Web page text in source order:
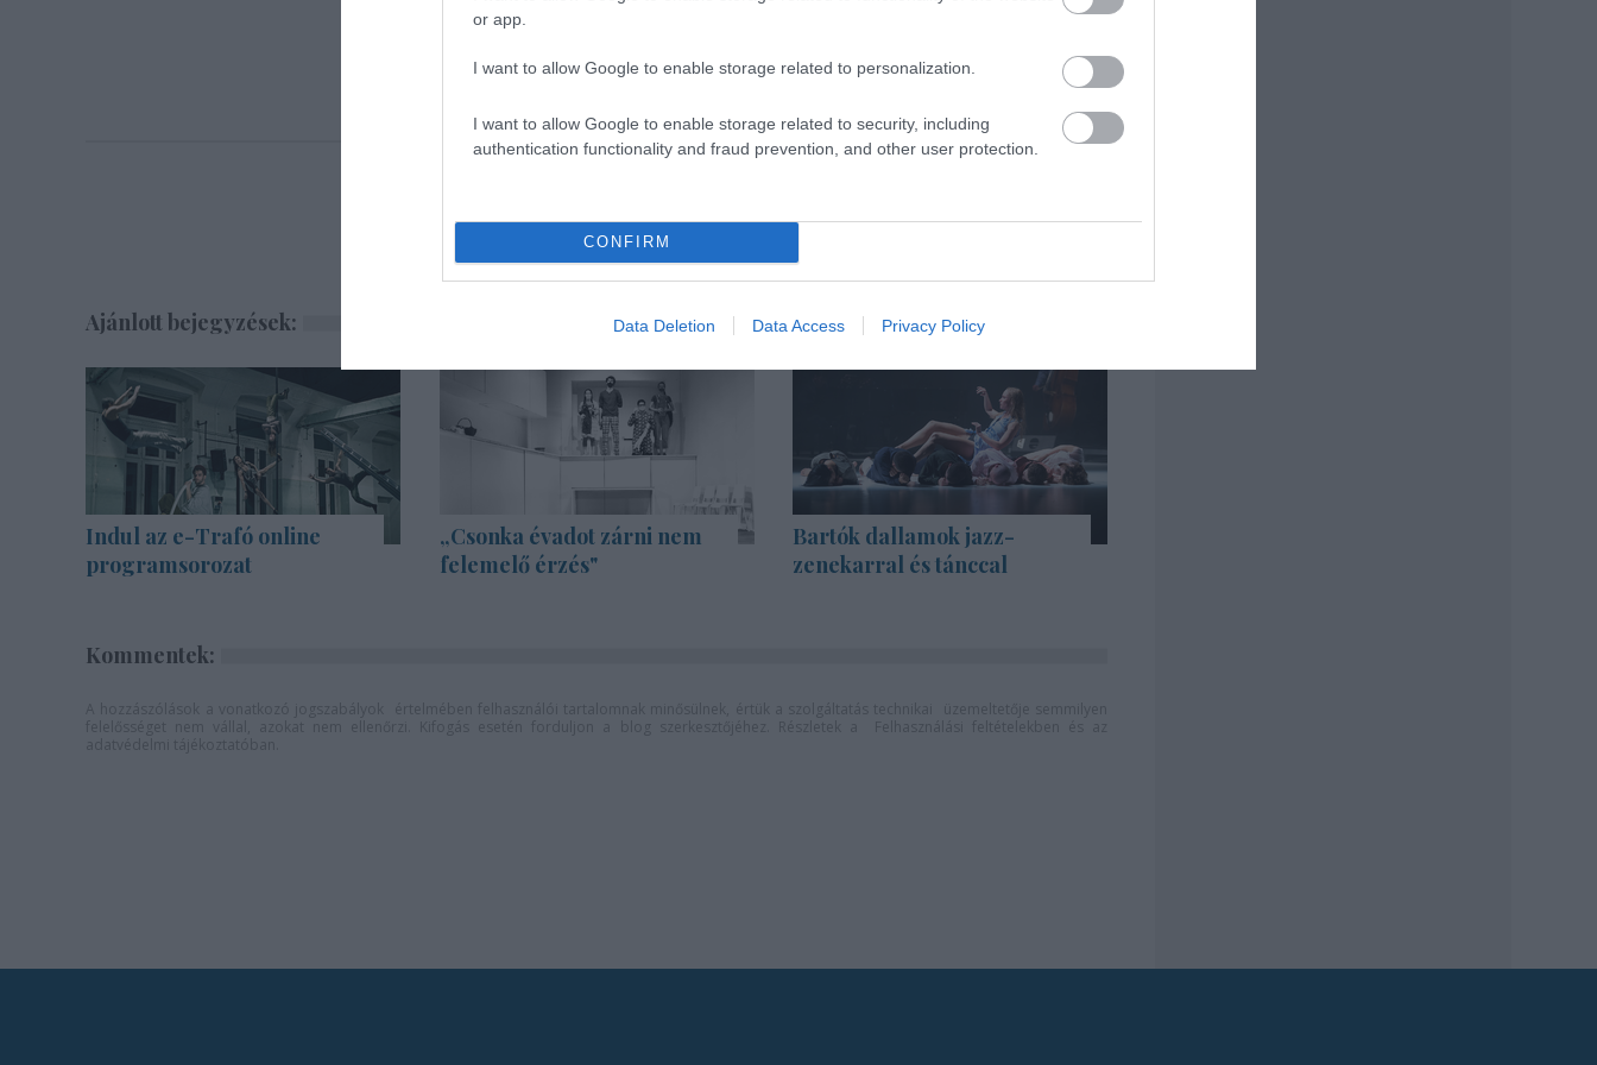
or app.
I want to allow Google to enable storage related to personalization.
I want to allow Google to enable storage related to security, including
authentication functionality and fraud prevention, and other user protection.
CONFIRM
Data Deletion Data Access Privacy Policy
A teljes interjú itt olvasható.
Ajánlott bejegyzések:
Indul az e-Trafó online
programsorozat
„Csonka évadot zárni nem
felemelő érzés"
Bartók dallamok jazz-
zenekarral és tánccal
Kommentek: